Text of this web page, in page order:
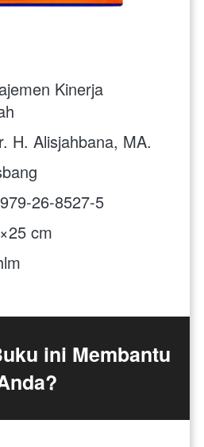
Kinerja
: Dr. Ir. H. Alisjahbana, MA.
979-26-8527-5
cm
ini Membantu